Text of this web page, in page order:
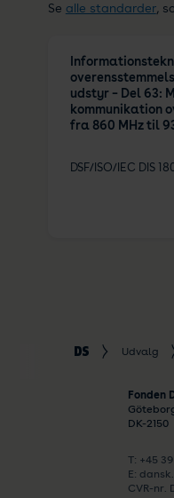
Se alle standarder,
udstyr – Del 63:
kommunikation
fra 860 MHz til
DSF/ISO/IEC DIS
Udvalg
Fonden
DK-2150
T: +45 39
E:
CVR-nr.